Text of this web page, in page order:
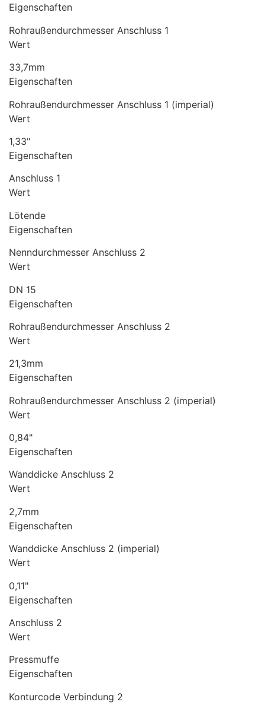
Eigenschaften
Rohraußendurchmesser Anschluss 1
Wert
33,7mm
Eigenschaften
Rohraußendurchmesser Anschluss 1 (imperial)
Wert
1,33"
Eigenschaften
Anschluss 1
Wert
Lötende
Eigenschaften
Nenndurchmesser Anschluss 2
Wert
DN 15
Eigenschaften
Rohraußendurchmesser Anschluss 2
Wert
21,3mm
Eigenschaften
Rohraußendurchmesser Anschluss 2 (imperial)
Wert
0,84"
Eigenschaften
Wanddicke Anschluss 2
Wert
2,7mm
Eigenschaften
Wanddicke Anschluss 2 (imperial)
Wert
0,11"
Eigenschaften
Anschluss 2
Wert
Pressmuffe
Eigenschaften
Konturcode Verbindung 2